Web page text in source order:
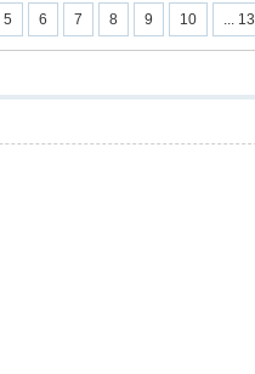
5 6 7 8 9 10 ... 13